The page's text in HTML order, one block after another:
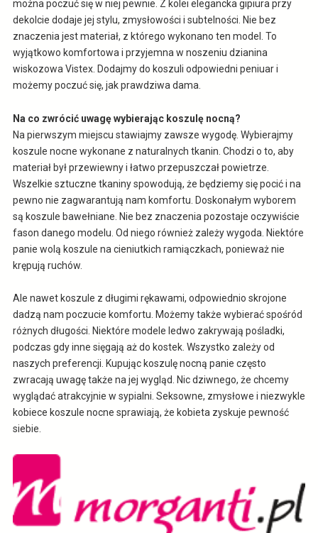
można poczuć się w niej pewnie. Z kolei elegancka gipiura przy
dekolcie dodaje jej stylu, zmysłowości i subtelności. Nie bez
znaczenia jest materiał, z którego wykonano ten model. To
wyjątkowo komfortowa i przyjemna w noszeniu dzianina
wiskozowa Vistex. Dodajmy do koszuli odpowiedni peniuar i
możemy poczuć się, jak prawdziwa dama.
Na co zwrócić uwagę wybierając koszulę nocną?
Na pierwszym miejscu stawiajmy zawsze wygodę. Wybierajmy
koszule nocne wykonane z naturalnych tkanin. Chodzi o to, aby
materiał był przewiewny i łatwo przepuszczał powietrze.
Wszelkie sztuczne tkaniny spowodują, że będziemy się pocić i na
pewno nie zagwarantują nam komfortu. Doskonałym wyborem
są koszule bawełniane. Nie bez znaczenia pozostaje oczywiście
fason danego modelu. Od niego również zależy wygoda. Niektóre
panie wolą koszule na cieniutkich ramiączkach, ponieważ nie
krępują ruchów.
Ale nawet koszule z długimi rękawami, odpowiednio skrojone
dadzą nam poczucie komfortu. Możemy także wybierać spośród
różnych długości. Niektóre modele ledwo zakrywają pośladki,
podczas gdy inne sięgają aż do kostek. Wszystko zależy od
naszych preferencji. Kupując koszulę nocną panie często
zwracają uwagę także na jej wygląd. Nic dziwnego, że chcemy
wyglądać atrakcyjnie w sypialni. Seksowne, zmysłowe i niezwykle
kobiece koszule nocne sprawiają, że kobieta zyskuje pewność
siebie.